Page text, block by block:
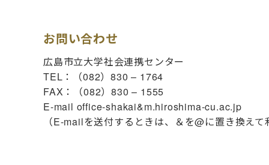
お問い合わせ
広島市立大学社会連携センター
TEL：（082）830 – 1764
FAX：（082）830 – 1555
E-mail office-shakai&m.hiroshima-cu.ac.jp
（E-mailを送付するときは、＆を@に置き換えて